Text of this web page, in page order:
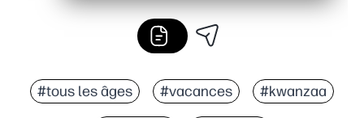
#tous les âges #vacances #kwanzaa